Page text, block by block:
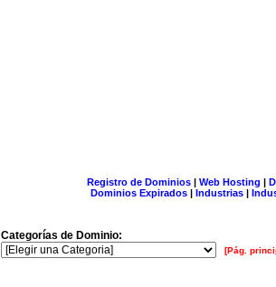
Registro de Dominios| Web Hosting |
Dominios Expirados | Industrias |
Categorías de Dominio:
[Pág.